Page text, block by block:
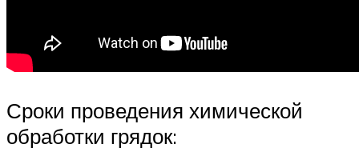
Сроки проведения химической
обработки грядок: